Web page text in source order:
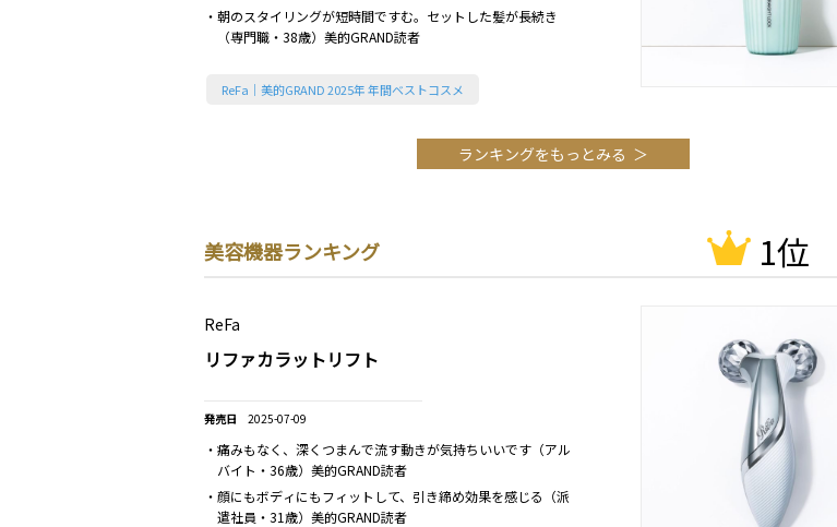
・朝のスタイリングが短時間ですむ。セットした髪が長続き
（専門職・38歳）美的GRAND読者
ReFa｜美的GRAND 2025年 年間ベストコスメ
ランキングをもっとみる
美容機器ランキング 1位
ReFa
リファカラットリフト
2025-07-09
・痛みもなく、深くつまんで流す動きが気持ちいいです（アル
バイト・36歳）美的GRAND読者
・顔にもボディにもフィットして、引き締め効果を感じる（派
遣社員・31歳）美的GRAND読者